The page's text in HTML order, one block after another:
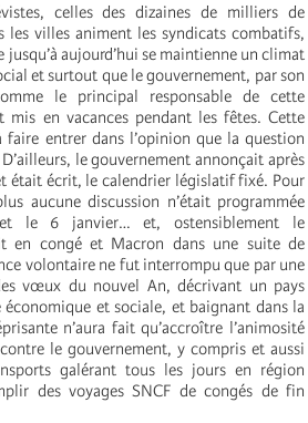
celles des dizaines de milliers de
les villes animent les syndicats combatifs,
aujourd’hui se maintienne un climat
et surtout que le gouvernement, par son
le principal responsable de cette
mis en vacances pendant les fêtes. Cette
entrer dans l’opinion que la question
le gouvernement annonçait après
était écrit, le calendrier législatif fixé. Pour
aucune discussion n’était programmée
le 6 janvier… et, ostensiblement le
en congé et Macron dans une suite de
volontaire ne fut interrompu que par une
vœux du nouvel An, décrivant un pays
et sociale, et baignant dans la
n’aura fait qu’accroître l’animosité
contre le gouvernement, y compris et aussi
galérant tous les jours en région
des voyages SNCF de congés de fin